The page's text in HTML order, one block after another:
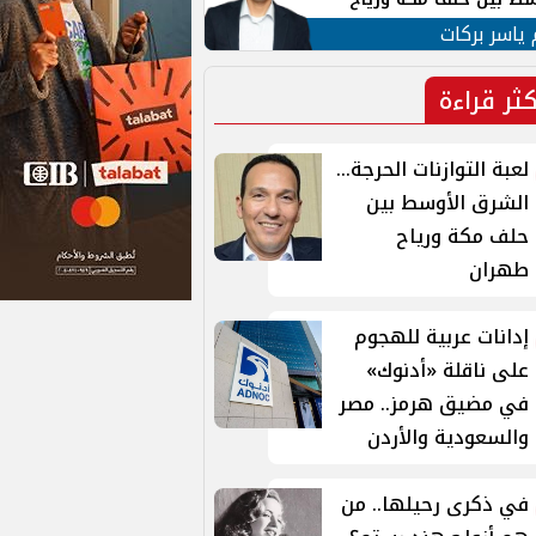
ياسر بركات
قراءة
لعبة التوازنات الحرجة...
الشرق الأوسط بين
حلف مكة ورياح
طهران
إدانات عربية للهجوم
على ناقلة «أدنوك»
في مضيق هرمز.. مصر
والسعودية والأردن
في ذكرى رحيلها.. من